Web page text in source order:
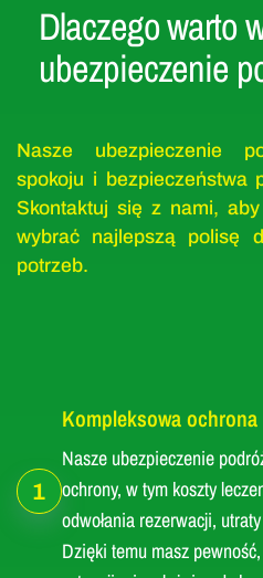
Dlaczego warto
ubezpieczenie
Nasze ubezpieczenie
spokoju i bezpieczeństwa
Skontaktuj się z nami,
wybrać najlepszą polisę
potrzeb.
1
Kompleksowa ochrona
Nasze ubezpieczenie
ochrony, w tym koszty
odwołania rezerwacji,
Dzięki temu masz